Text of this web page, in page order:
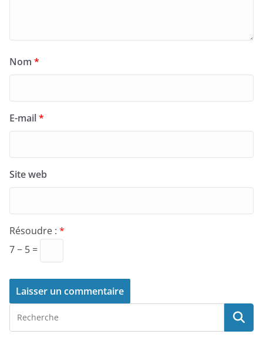
Nom *
E-mail*
Site web
Résoudre : *
7 − 5 =